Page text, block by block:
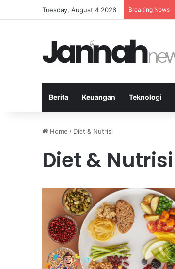
Tuesday, August 4 2026 Breaking News
Berita Keuangan Teknologi
Home / Diet & Nutrisi
Diet & Nutrisi